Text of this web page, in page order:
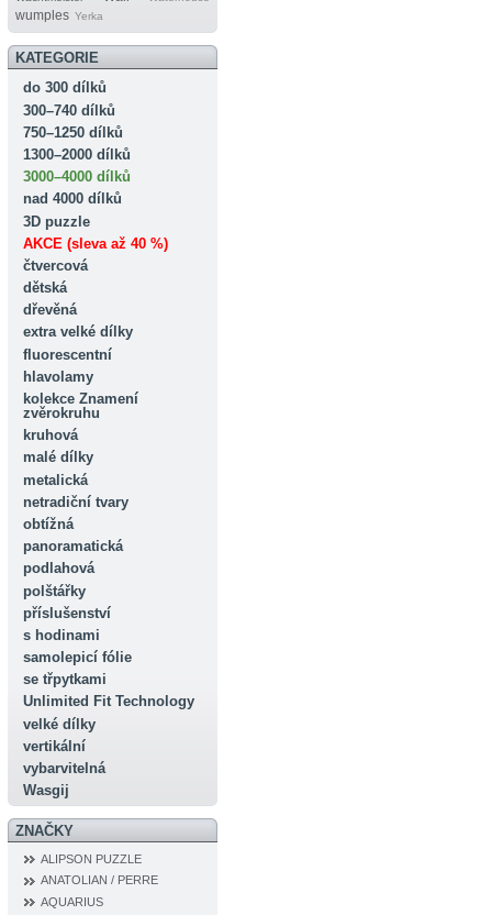
wumples Yerka
KATEGORIE
do 300 dílků
300–740 dílků
750–1250 dílků
1300–2000 dílků
3000–4000 dílků
nad 4000 dílků
3D puzzle
AKCE (sleva až 40 %)
čtvercová
dětská
dřevěná
extra velké dílky
fluorescentní
hlavolamy
kolekce Znamení
zvěrokruhu
kruhová
malé dílky
metalická
netradiční tvary
obtížná
panoramatická
podlahová
polštářky
příslušenství
s hodinami
samolepicí fólie
se třpytkami
Unlimited Fit Technology
velké dílky
vertikální
vybarvitelná
Wasgij
ZNAČKY
ALIPSON PUZZLE
ANATOLIAN / PERRE
AQUARIUS